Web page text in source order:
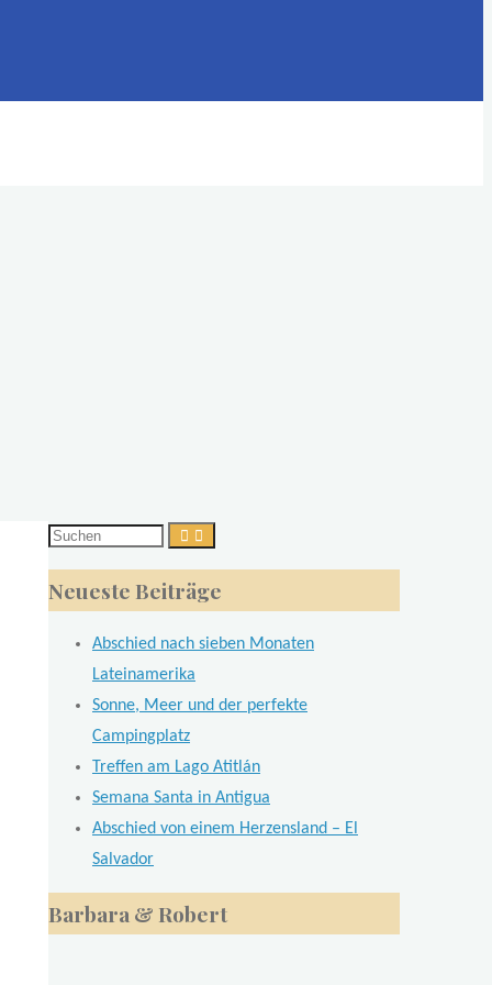
Suchen
nach:
Neueste Beiträge
Abschied nach sieben Monaten
Lateinamerika
Sonne, Meer und der perfekte
Campingplatz
Treffen am Lago Atitlán
Semana Santa in Antigua
Abschied von einem Herzensland – El
Salvador
Barbara & Robert